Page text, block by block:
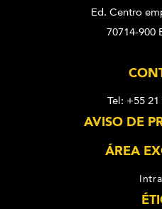
Ed. Centro
70714-900
Tel: +55
AVISO DE
ÁREA